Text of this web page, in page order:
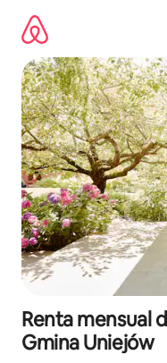
contenido
Renta mensual
Gmina Uniejów